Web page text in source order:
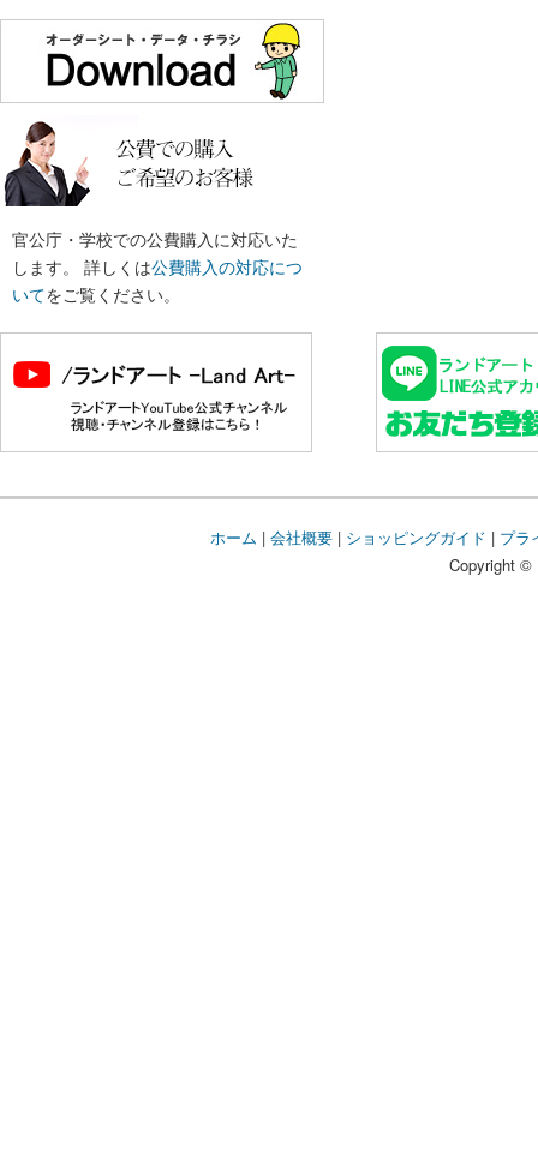
官公庁・学校での公費購入に対応いた
します。 詳しくは公費購入の対応につ
いてをご覧ください。
ホーム | 会社概要| ショッピングガイド | プラ
Copyright ©